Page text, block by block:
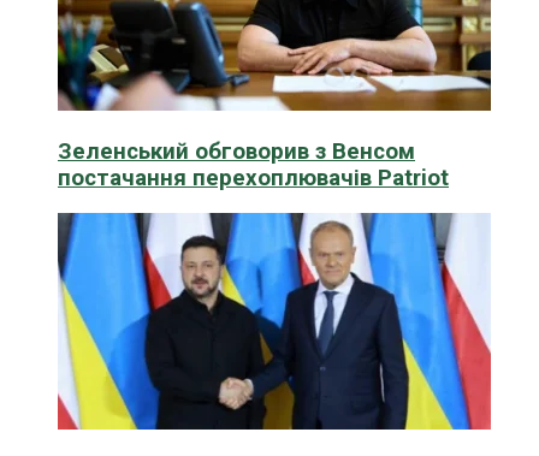
Зеленський обговорив з Венсом
постачання перехоплювачів Patriot